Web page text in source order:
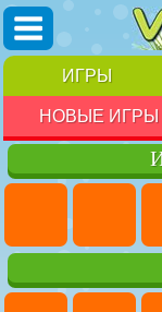
ИГРЫ
НОВЫЕ ИГРЫ